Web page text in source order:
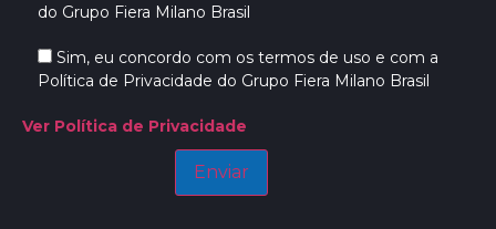
do Grupo Fiera Milano Brasil
Sim, eu concordo com os termos de uso e com a
Política de Privacidade do Grupo Fiera Milano Brasil
Ver Política de Privacidade